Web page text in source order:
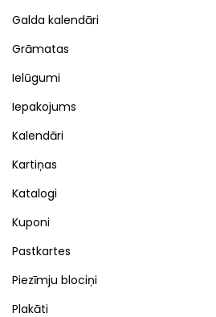
Galda kalendāri
Grāmatas
Ielūgumi
Iepakojums
Kalendāri
Kartiņas
Katalogi
Kuponi
Pastkartes
Piezīmju blociņi
Plakāti